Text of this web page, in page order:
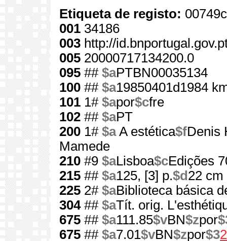
Etiqueta de registo:
001 34186
003 http://
005 20000717134200.0
095 ## $aPTBN00035134
100 ## $a19850401d1984
101 1# $apor$cfre
102 ## $aPT
200 1# $aA estética$fDenis
Mamede
210 #9 $aLisboa$cEdições
215 ## $a125, [3] p.$d 22 cm
225 2# $aBiblioteca básica
304## $aTít. orig.
675 ## $a111.85$vBN$zpor
675 ## $a7.01$vBN$zpor$3